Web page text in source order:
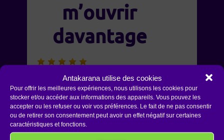
Antakarana utilise des cookies
Pour offrir les meilleures expériences, nous utilisons les cookies pour
stocker et/ou accéder aux informations des appareils. Vous pouvez les
accepter ou les refuser ou voir vos préférences. Le fait de ne pas consentir
ou de retirer son consentement peut avoir un effet négatif sur certaines
caractéristiques et fonctions.
m’ouvrir
davantage
Des prises de conscience
notamment de m’ouvrir
davantage. Très bon animateur
et un groupe dans l’ouverture.